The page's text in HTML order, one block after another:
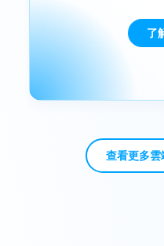
了
查看更多